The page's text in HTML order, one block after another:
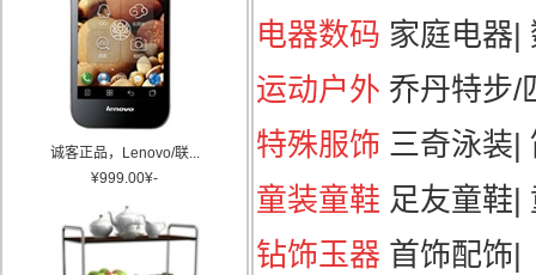
诚客正品，Lenovo/联...
¥999.00¥-
电器数码 家庭电器|
运动户外 乔丹特步/
特殊服饰 三奇泳装|
童装童鞋 足友童鞋|
钻饰玉器 首饰配饰|